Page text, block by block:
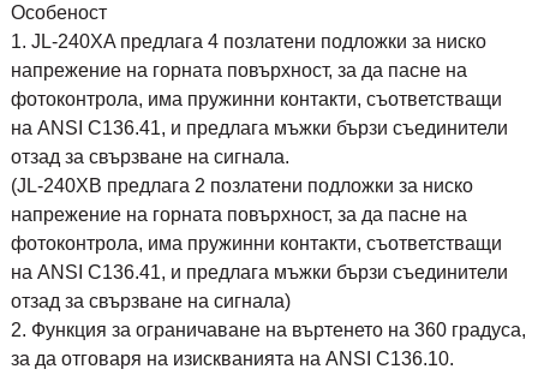
Особеност
1. JL-240XA предлага 4 позлатени подложки за ниско
напрежение на горната повърхност, за да пасне на
фотоконтрола, има пружинни контакти, съответстващи
на ANSI C136.41, и предлага мъжки бързи съединители
отзад за свързване на сигнала.
(JL-240XB предлага 2 позлатени подложки за ниско
напрежение на горната повърхност, за да пасне на
фотоконтрола, има пружинни контакти, съответстващи
на ANSI C136.41, и предлага мъжки бързи съединители
отзад за свързване на сигнала)
2. Функция за ограничаване на въртенето на 360 градуса,
за да отговаря на изискванията на ANSI C136.10.